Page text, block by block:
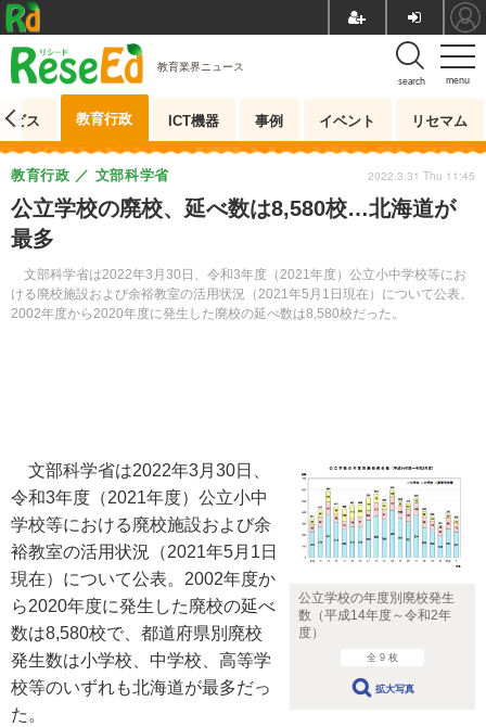
menu
search
教育業界ニュース
ビス 教育行政 ICT機器 事例 イベント リセマム
公立学校の廃校、延べ数は8,580校…北海道が
最多
文部科学省は2022年3月30日、令和3年度（2021年度）公立小中学校等にお
ける廃校施設および余裕教室の活用状況（2021年5月1日現在）について公表。
2002年度から2020年度に発生した廃校の延べ数は8,580校だった。
教育行政 文部科学省 2022.3.31 Thu 11:45
公立学校の年度別廃校発生
数（平成14年度～令和2年
度）
全 9 枚
拡大写真
文部科学省は2022年3月30日、
令和3年度（2021年度）公立小中
学校等における廃校施設および余
裕教室の活用状況（2021年5月1日
現在）について公表。2002年度か
ら2020年度に発生した廃校の延べ
数は8,580校で、都道府県別廃校
発生数は小学校、中学校、高等学
校等のいずれも北海道が最多だっ
た。